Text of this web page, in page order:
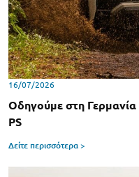
16/07/2026
Οδηγούμε στη
PS
Δείτε περισσότερα >